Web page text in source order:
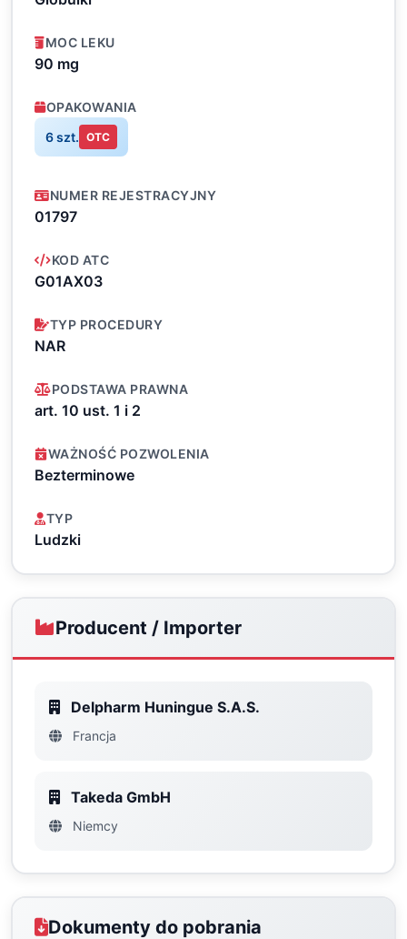
MOC LEKU
90 mg
OPAKOWANIA
6 szt. OTC
NUMER REJESTRACYJNY
01797
KOD ATC
G01AX03
TYP PROCEDURY
NAR
PODSTAWA PRAWNA
art. 10 ust. 1 i 2
WAŻNOŚĆ POZWOLENIA
Bezterminowe
TYP
Ludzki
Producent / Importer
Delpharm Huningue S.A.S.
Francja
Takeda GmbH
Niemcy
Dokumenty do pobrania